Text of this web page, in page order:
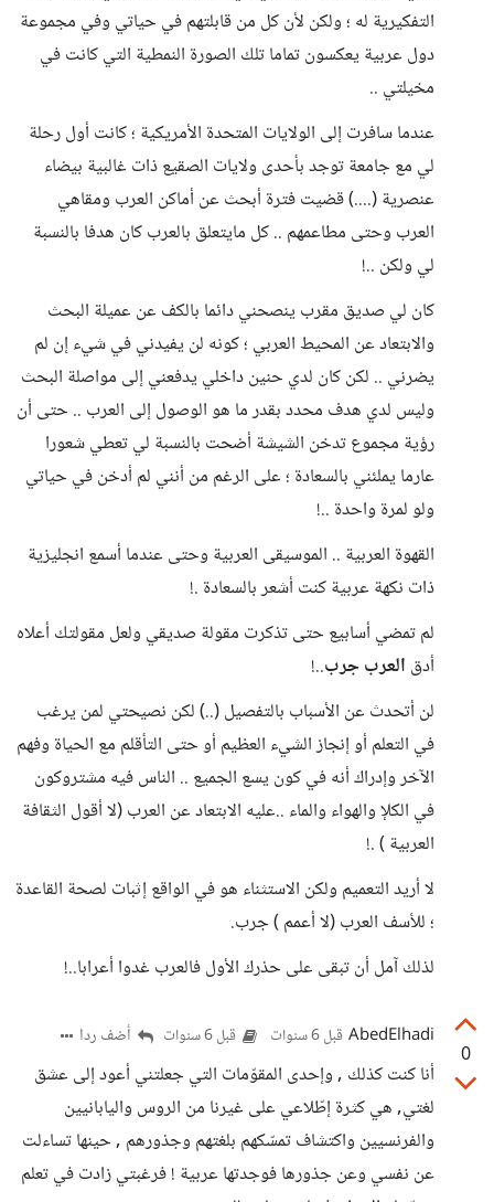
التفكيرية له ؛ ولكن لأن كل من قابلتهم في حياتي وفي مجموعة
دول عربية يعكسون تماما تلك الصورة النمطية التي كانت في
مخيلتي ..
عندما سافرت إلى الولايات المتحدة الأمريكية ؛ كانت أول رحلة
لي مع جامعة توجد بأحدى ولايات الصقيع ذات غالبية بيضاء
عنصرية (....) قضيت فترة أبحث عن أماكن العرب ومقاهي
العرب وحتى مطاعمهم .. كل مايتعلق بالعرب كان هدفا بالنسبة
لي ولكن ..!
كان لي صديق مقرب ينصحني دائما بالكف عن عميلة البحث
والابتعاد عن المحيط العربي ؛ كونه لن يفيدني في شيء إن لم
يضرني .. لكن كان لدي حنين داخلي يدفعني إلى مواصلة البحث
وليس لدي هدف محدد بقدر ما هو الوصول إلى العرب .. حتى أن
رؤية مجموع تدخن الشيشة أضحت بالنسبة لي تعطي شعورا
عارما يملئني بالسعادة ؛ على الرغم من أنني لم أدخن في حياتي
ولو لمرة واحدة ..!
القهوة العربية .. الموسيقى العربية وحتى عندما أسمع انجليزية
ذات نكهة عربية كنت أشعر بالسعادة .!
لم تمضي أسابيع حتى تذكرت مقولة صديقي ولعل مقولتك أعلاه
أدق العرب جرب..!
لن أتحدث عن الأسباب بالتفصيل (..) لكن نصيحتي لمن يرغب
في التعلم أو إنجاز الشيء العظيم أو حتى التأقلم مع الحياة وفهم
الآخر وإدراك أنه في كون يسع الجميع .. الناس فيه مشتروكون
في الكلإ والهواء والماء ..عليه الابتعاد عن العرب (لا أقول الثقافة
العربية ) .!
لا أريد التعميم ولكن الاستثناء هو في الواقع إثبات لصحة القاعدة
؛ للأسف العرب (لا أعمم ) جرب.
لذلك آمل أن تبقى على حذرك الأول فالعرب غدوا أعرابا..!
0
AbedElhadi قبل 6 سنوات قبل 6 سنوات أضف ردا
أنا كنت كذلك , وإحدى المقوّمات التي جعلتني أعود إلى عشق
لغتي, هي كثرة إطّلاعي على غيرنا من الروس واليابانيين
والفرنسيين واكتشاف تمسّكهم بلغتهم وجذورهم , حينها تساءلت
عن نفسي وعن جذورها فوجدتها عربية ! فرغبتي زادت في تعلم